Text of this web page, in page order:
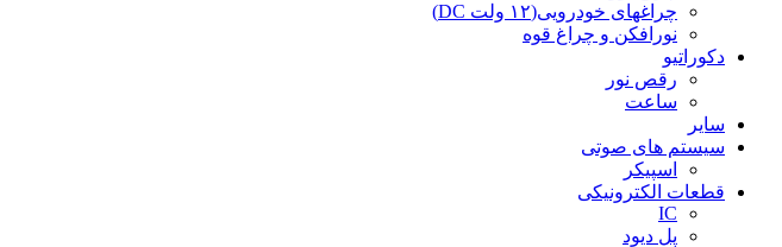
چراغهای خودرویی(۱۲ ولت DC)
نورافکن و چراغ قوه
دکوراتیو
رقص نور
ساعت
سایر
سیستم های صوتی
اسپیکر
قطعات الکترونیکی
IC
پل دیود